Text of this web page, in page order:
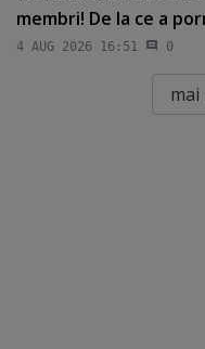
membri! De la ce a
4 AUG 2026 16:51 0